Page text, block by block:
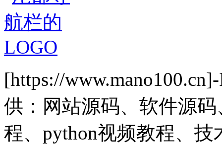
[https://
供：网站源码、软件源
程、python视频教程、